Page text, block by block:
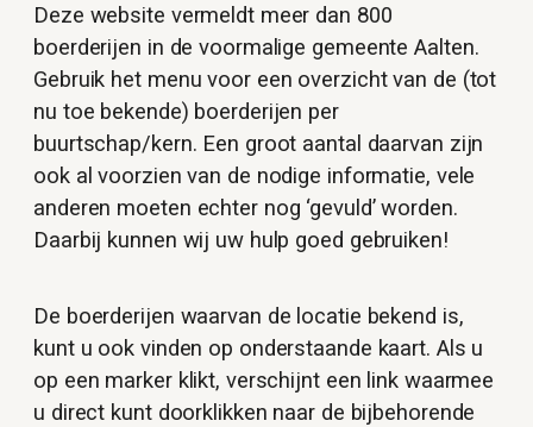
Deze website vermeldt meer dan 800
boerderijen in de voormalige gemeente Aalten.
Gebruik het menu voor een overzicht van de (tot
nu toe bekende) boerderijen per
buurtschap/kern. Een groot aantal daarvan zijn
ook al voorzien van de nodige informatie, vele
anderen moeten echter nog ‘gevuld’ worden.
Daarbij kunnen wij uw hulp goed gebruiken!
De boerderijen waarvan de locatie bekend is,
kunt u ook vinden op onderstaande kaart. Als u
op een marker klikt, verschijnt een link waarmee
u direct kunt doorklikken naar de bijbehorende